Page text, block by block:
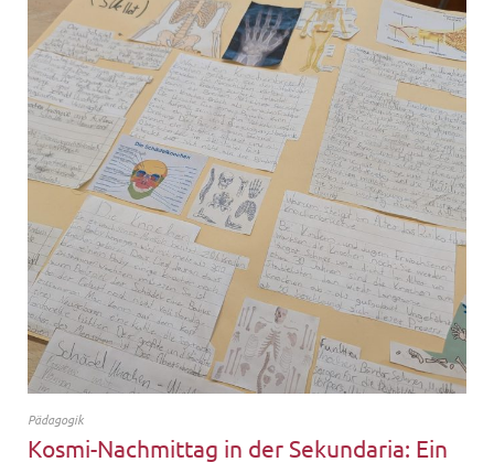
Pädagogik
Kosmi-Nachmittag in der Sekundaria: Ein